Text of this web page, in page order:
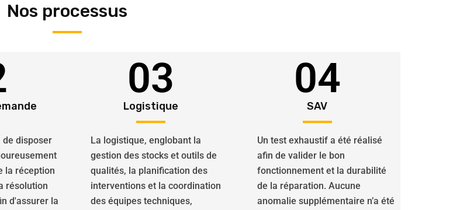
Nos processus
disposer
la réception
résolution
d'assurer la
03
Logistique
La logistique, englobant la
gestion des stocks et outils de
qualités, la planification des
interventions et la coordination
des équipes techniques,
04
SAV
Un test exhaustif a été réalisé
afin de valider le bon
fonctionnement et la durabilité
de la réparation. Aucune
anomalie supplémentaire n’a été